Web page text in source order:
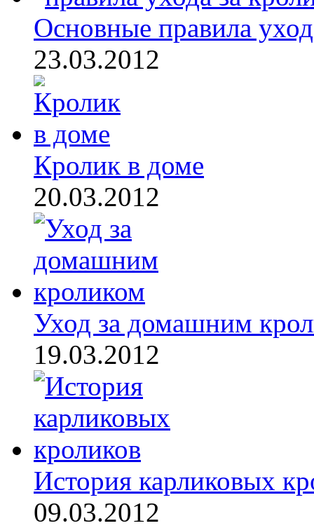
Основные правила
23.03.2012
Кролик в доме
20.03.2012
Уход за домашним
19.03.2012
История карликовых
09.03.2012